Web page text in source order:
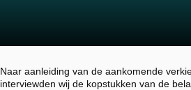
Naar aanleiding van de aankomende
interviewden wij de kopstukken van de